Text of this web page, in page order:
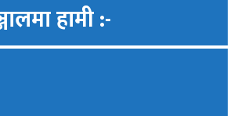
हामी :-